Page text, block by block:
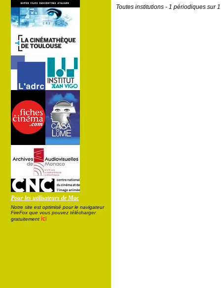
Pour les utilisateurs de Mac
Notre site est optimisé pour le navigateur
FireFox que vous pouvez télécharger
gratuitement ici
Toutes institutions - 1 périodiques sur